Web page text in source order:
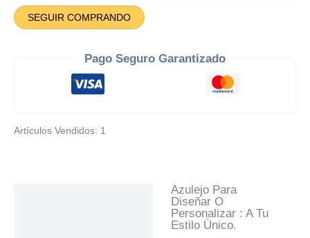
Cantidad
SEGUIR COMPRANDO
Pago Seguro Garantizado
Artículos Vendidos: 1
Azulejo Para
Diseñar O
Personalizar : A Tu
Estilo Único.